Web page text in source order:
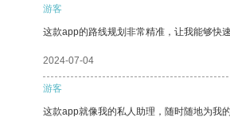
游客
这款app的路线规划非常精准，让我能够快速
2024-07-04
游客
这款app就像我的私人助理，随时随地为我